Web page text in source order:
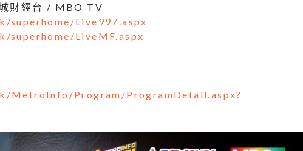
財經台 / MBO TV
superhome/Live997.aspx
superhome/LiveMF.aspx
MetroInfo/Program/ProgramDetail.aspx?